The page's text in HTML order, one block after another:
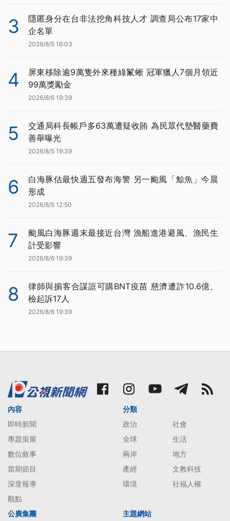
3
隱匿身分在台非法挖角科技人才 調查局公布17家中
企名單
2026/8/5 16:03
4
屏東移除逾9萬隻外來種綠鬣蜥 冠軍獵人7個月領近
99萬獎勵金
2026/8/6 19:39
5
交通局科長帳戶多63萬遭疑收賄 為民眾代墊醫藥費
善舉曝光
2026/8/5 19:39
6
白海豚估最快週五發布海警 另一颱風「鯨魚」今晨
形成
2026/8/5 12:50
7
颱風白海豚週末最接近台灣 漁船進港避風、漁民生
計受影響
2026/8/6 19:39
8
律師與掮客合謀誆可購BNT疫苗 慈濟遭詐10.6億、
檢起訴17人
2026/8/6 19:39
內容
即時新聞
專題策展
數位敘事
當期節目
深度報導
觀點
分類
政治
社會
全球
生活
兩岸
地方
產經
文教科技
環境
社福人權
公廣集團 主題網站